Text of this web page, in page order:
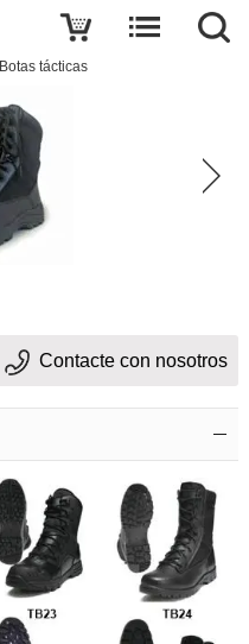
Botas tácticas
Contacte con nosotros